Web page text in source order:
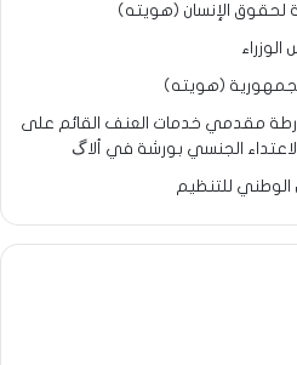
لحقوق الإنسان (هويته)
(هويته)
نتائح خارطة مقدمي خدمات العنف القائم على
الجنسي بورشة في ألاگ
الوطني للتنظيم